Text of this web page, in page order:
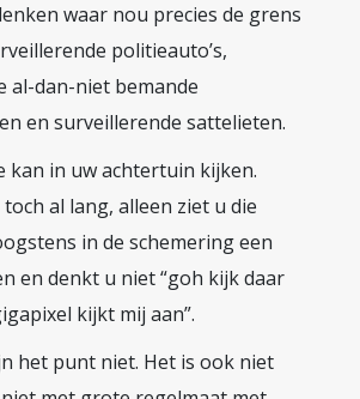
waar nou precies de grens
politieauto’s,
al-dan-niet bemande
en surveillerende sattelieten.
kan in uw achtertuin kijken.
al lang, alleen ziet u die
in de schemering een
en denkt u niet “goh kijk daar
kijkt mij aan”.
het punt niet. Het is ook niet